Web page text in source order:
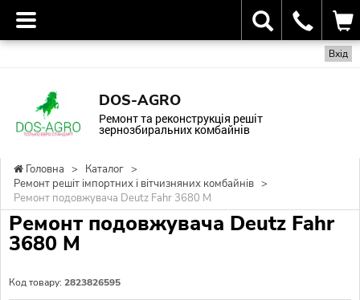
Вхід
DOS-AGRO
Ремонт та реконструкція решіт
зернозбиральних комбайнів
Головна > Каталог >
Ремонт решіт імпортних і вітчизняних комбайнів >
Ремонт подовжувача Deutz Fahr 3680 М
Ремонт подовжувача Deutz Fahr
3680 М
Код товару: 2823826595